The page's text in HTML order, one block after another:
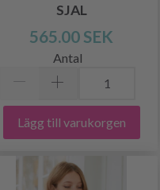
SJAL
565.00 SEK
Antal
Lägg till varukorgen